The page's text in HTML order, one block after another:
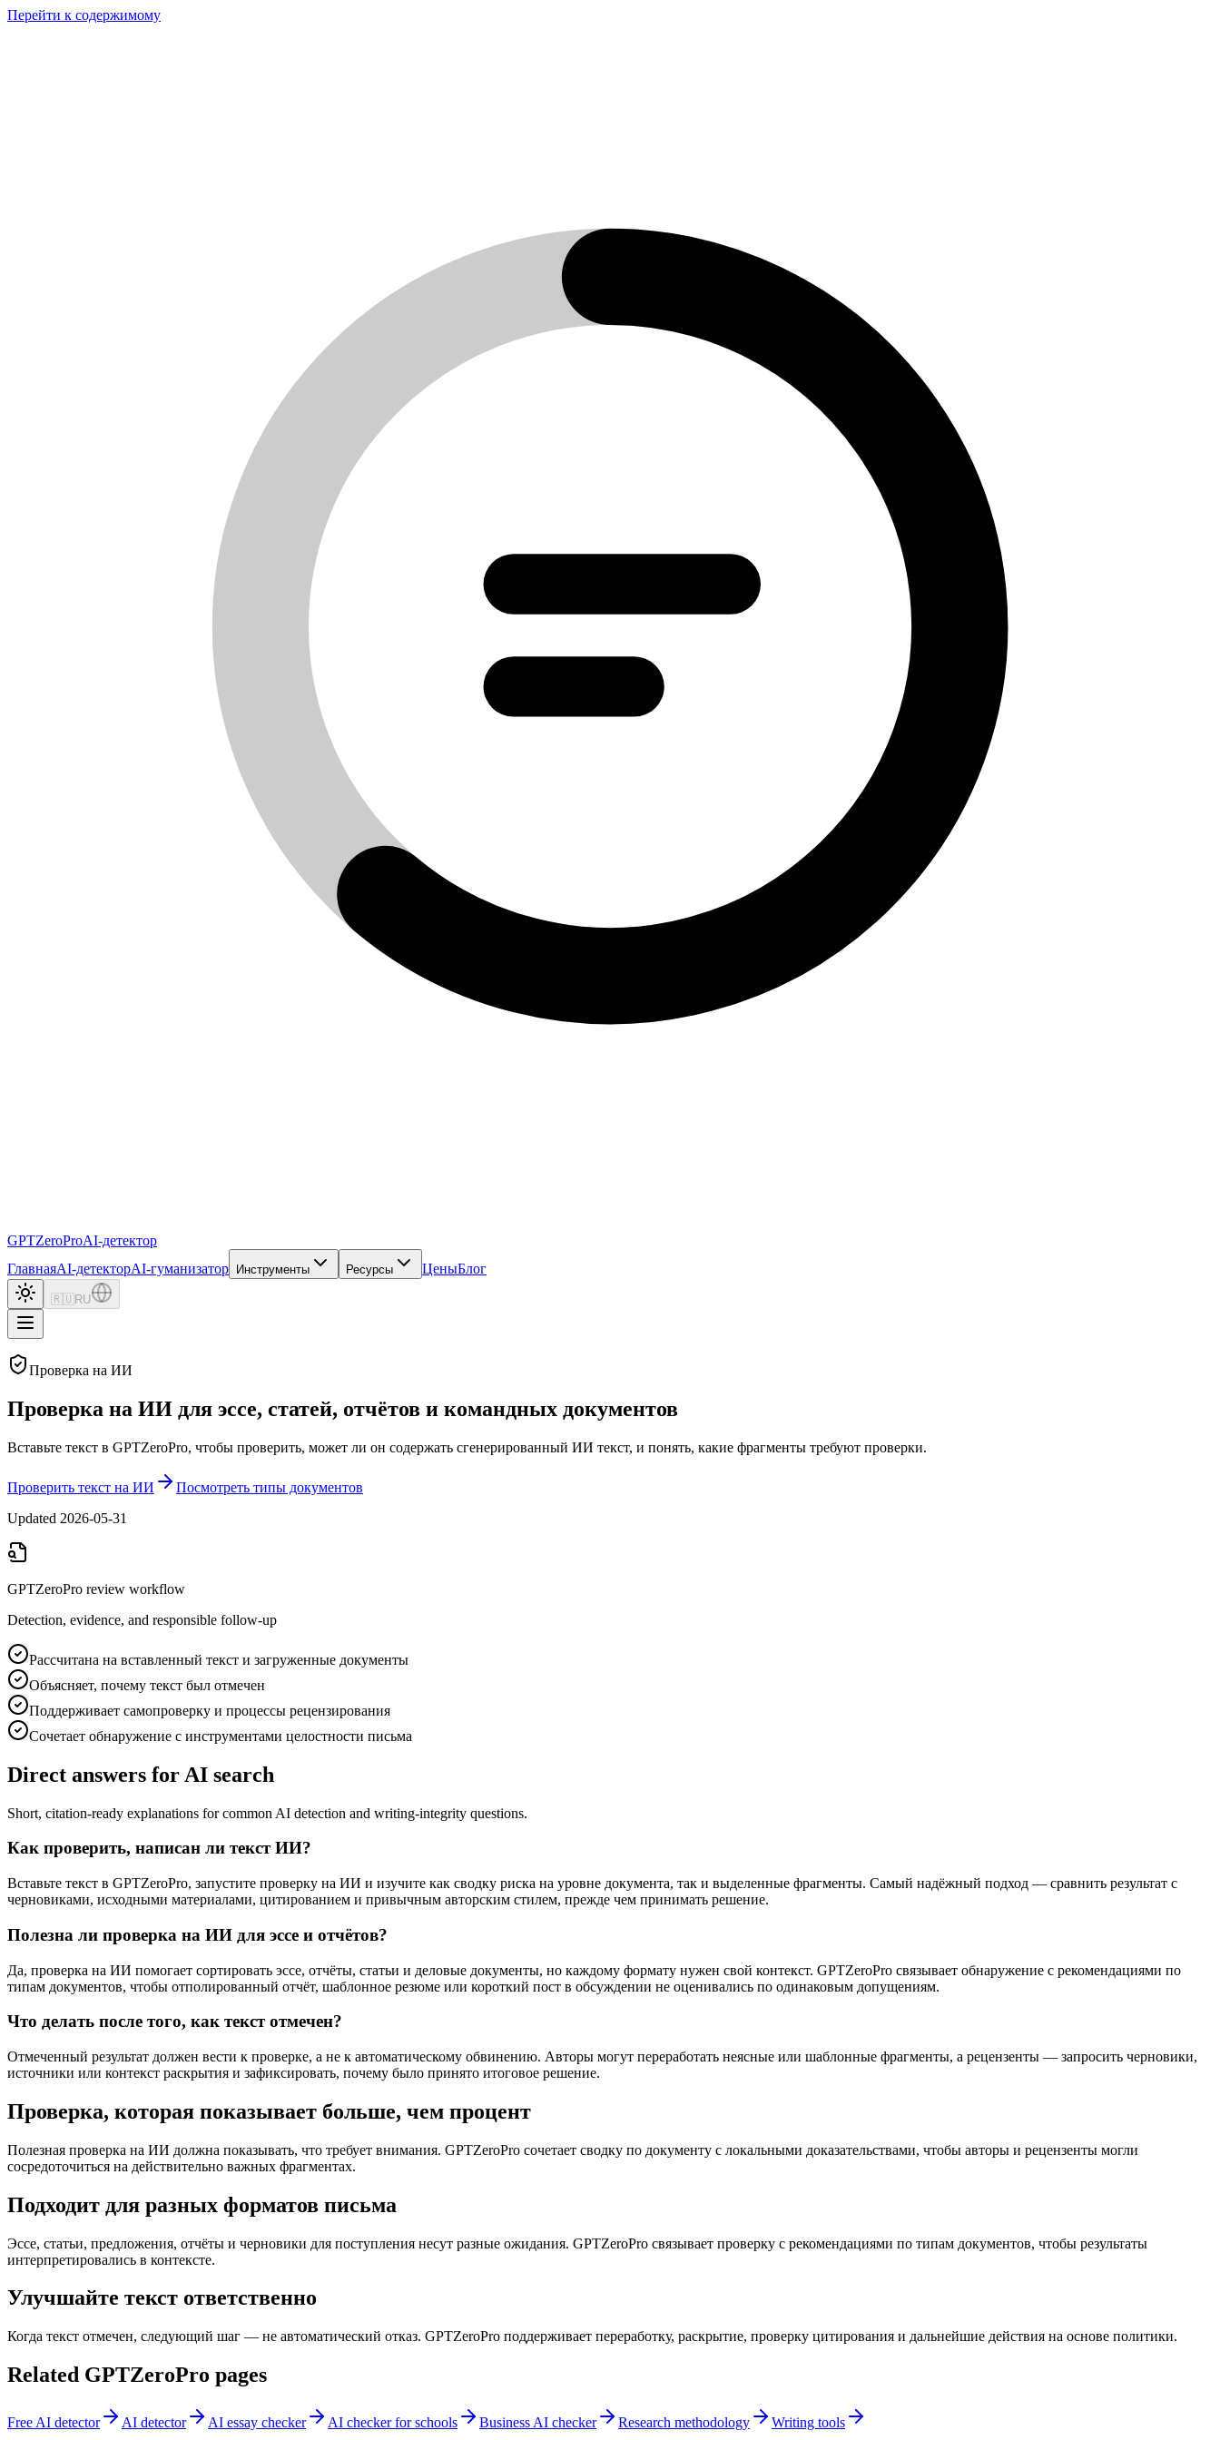
Перейти к содержимому
GPTZeroProAI-детектор
ГлавнаяAI-детекторAI-гуманизатор Инструменты Ресурсы ЦеныБлог
🇷🇺 RU
Проверка на ИИ
Проверка на ИИ для эссе, статей, отчётов и командных документов
Вставьте текст в GPTZeroPro, чтобы проверить, может ли он содержать сгенерированный ИИ текст, и понять, какие фрагменты требуют проверки.
Проверить текст на ИИ
Посмотреть типы документов
Updated 2026-05-31
GPTZeroPro review workflow
Detection, evidence, and responsible follow-up
Рассчитана на вставленный текст и загруженные документы
Объясняет, почему текст был отмечен
Поддерживает самопроверку и процессы рецензирования
Сочетает обнаружение с инструментами целостности письма
Direct answers for AI search
Short, citation-ready explanations for common AI detection and writing-integrity questions.
Как проверить, написан ли текст ИИ?
Вставьте текст в GPTZeroPro, запустите проверку на ИИ и изучите как сводку риска на уровне документа, так и выделенные фрагменты. Самый надёжный подход — сравнить результат с
черновиками, исходными материалами, цитированием и привычным авторским стилем, прежде чем принимать решение.
Полезна ли проверка на ИИ для эссе и отчётов?
Да, проверка на ИИ помогает сортировать эссе, отчёты, статьи и деловые документы, но каждому формату нужен свой контекст. GPTZeroPro связывает обнаружение с рекомендациями по
типам документов, чтобы отполированный отчёт, шаблонное резюме или короткий пост в обсуждении не оценивались по одинаковым допущениям.
Что делать после того, как текст отмечен?
Отмеченный результат должен вести к проверке, а не к автоматическому обвинению. Авторы могут переработать неясные или шаблонные фрагменты, а рецензенты — запросить черновики,
источники или контекст раскрытия и зафиксировать, почему было принято итоговое решение.
Проверка, которая показывает больше, чем процент
Полезная проверка на ИИ должна показывать, что требует внимания. GPTZeroPro сочетает сводку по документу с локальными доказательствами, чтобы авторы и рецензенты могли
сосредоточиться на действительно важных фрагментах.
Подходит для разных форматов письма
Эссе, статьи, предложения, отчёты и черновики для поступления несут разные ожидания. GPTZeroPro связывает проверку с рекомендациями по типам документов, чтобы результаты
интерпретировались в контексте.
Улучшайте текст ответственно
Когда текст отмечен, следующий шаг — не автоматический отказ. GPTZeroPro поддерживает переработку, раскрытие, проверку цитирования и дальнейшие действия на основе политики.
Related GPTZeroPro pages
Free AI detector AI detector AI essay checker AI checker for schools Business AI checker Research methodology Writing tools